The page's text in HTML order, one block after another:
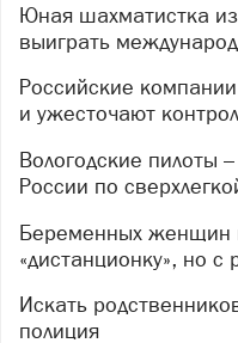
Юная шахматистка из Вологды помогла России
выиграть
Российские компании разочаровались в удаленке
и ужесточают
Вологодские пилоты – бронзовые призеры Кубка
России по
Беременных женщин предлагают переводить на
«дистанционку», но с
Искать родственников детей-сирот поможет
полиция